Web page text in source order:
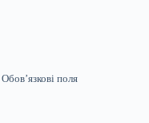
Обов’язкові поля